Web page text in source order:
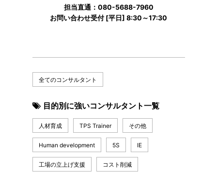
担当直通：080-5688-7960
お問い合わせ受付 [平日] 8:30～17:30
全てのコンサルタント
目的別に強いコンサルタント一覧
人材育成 TPS Trainer その他
Human development 5S IE
工場の立上げ支援 コスト削減